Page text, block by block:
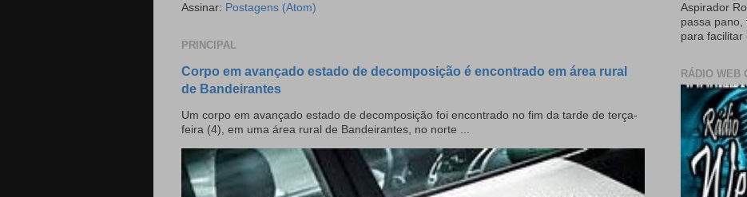
Assinar: Postagens (Atom)
PRINCIPAL
Corpo em avançado estado de decomposição é encontrado em área rural
de Bandeirantes
Um corpo em avançado estado de decomposição foi encontrado no fim da tarde de terça-
feira (4), em uma área rural de Bandeirantes, no norte ...
Aspirador
passa pano,
para facilitar
RÁDIO WEB